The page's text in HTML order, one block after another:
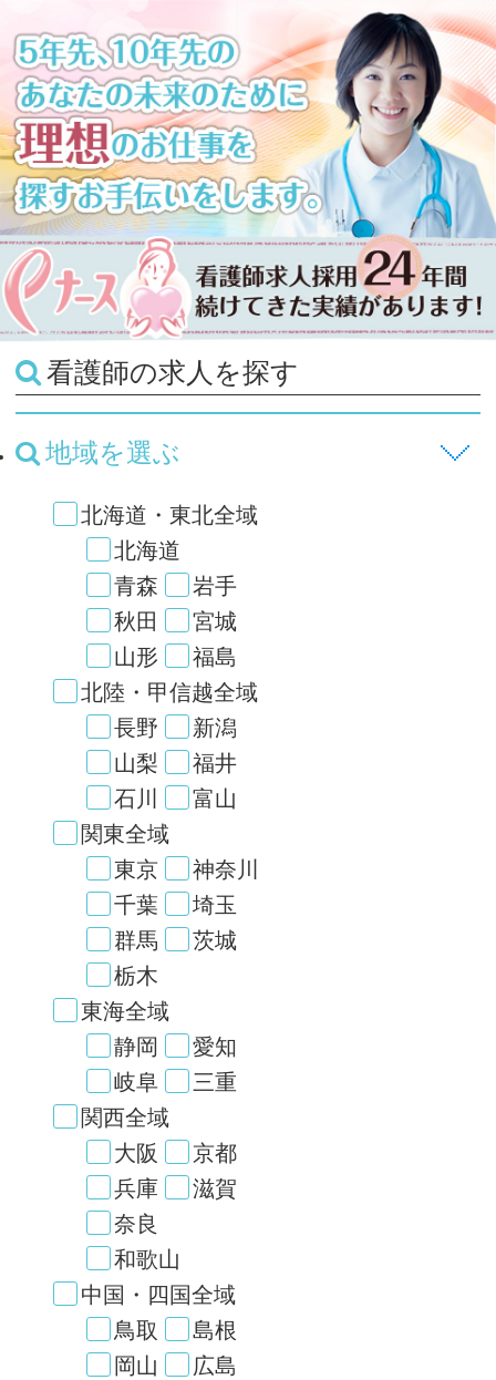
看護師の求人を探す
地域を選ぶ
北海道・東北全域
北海道
青森
岩手
秋田
宮城
山形
福島
北陸・甲信越全域
長野
新潟
山梨
福井
石川
富山
関東全域
東京
神奈川
千葉
埼玉
群馬
茨城
栃木
東海全域
静岡
愛知
岐阜
三重
関西全域
大阪
京都
兵庫
滋賀
奈良
和歌山
中国・四国全域
鳥取
島根
岡山
広島